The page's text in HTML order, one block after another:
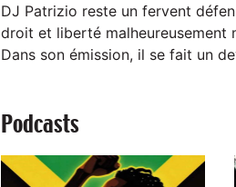
DJ Patrizio reste un fervent
droit et liberté malheureusement
Dans son émission, il se fait un
Podcasts